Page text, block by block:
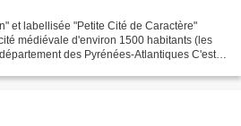
et labellisée "Petite Cité de Caractère"
médiévale d'environ 1500 habitants (les
des Pyrénées-Atlantiques C'est